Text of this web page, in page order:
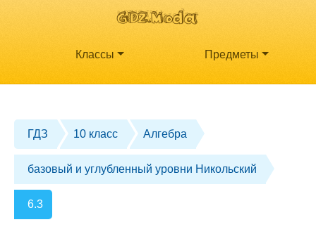
Классы Предметы
ГДЗ 10 класс Алгебра
базовый и углубленный уровни Никольский
6.3